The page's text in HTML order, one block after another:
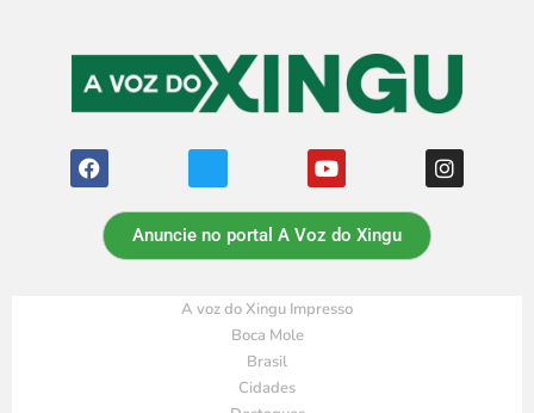
Anuncie no portal A Voz do Xingu
A voz do Xingu Impresso
Boca Mole
Brasil
Cidades